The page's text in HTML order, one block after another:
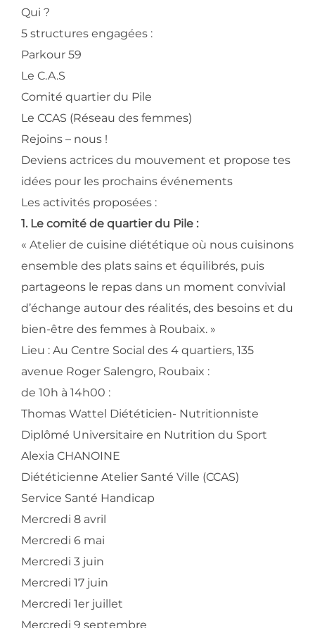
Qui ?
5 structures engagées :
Parkour 59
Le C.A.S
Comité quartier du Pile
Le CCAS (Réseau des femmes)
Rejoins – nous !
Deviens actrices du mouvement et propose tes
idées pour les prochains événements
Les activités proposées :
1. Le comité de quartier du Pile :
« Atelier de cuisine diététique où nous cuisinons
ensemble des plats sains et équilibrés, puis
partageons le repas dans un moment convivial
d’échange autour des réalités, des besoins et du
bien-être des femmes à Roubaix. »
Lieu : Au Centre Social des 4 quartiers, 135
avenue Roger Salengro, Roubaix :
de 10h à 14h00 :
Thomas Wattel Diététicien- Nutritionniste
Diplômé Universitaire en Nutrition du Sport
Alexia CHANOINE
Diététicienne Atelier Santé Ville (CCAS)
Service Santé Handicap
Mercredi 8 avril
Mercredi 6 mai
Mercredi 3 juin
Mercredi 17 juin
Mercredi 1er juillet
Mercredi 9 septembre